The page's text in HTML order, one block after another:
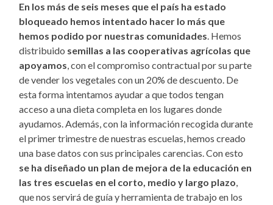
En los más de seis meses que el país ha estado
bloqueado hemos intentado hacer lo más que
hemos podido por nuestras comunidades. Hemos
distribuido semillas a las cooperativas agrícolas que
apoyamos, con el compromiso contractual por su parte
de vender los vegetales con un 20% de descuento. De
esta forma intentamos ayudar a que todos tengan
acceso a una dieta completa en los lugares donde
ayudamos. Además, con la información recogida durante
el primer trimestre de nuestras escuelas, hemos creado
una base datos con sus principales carencias. Con esto
se ha diseñado un plan de mejora de la educación en
las tres escuelas en el corto, medio y largo plazo,
que nos servirá de guía y herramienta de trabajo en los